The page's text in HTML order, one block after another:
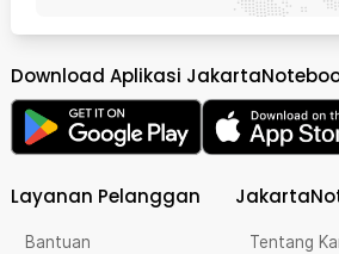
Download Aplikasi
Layanan Pelanggan
Bantuan Tentang